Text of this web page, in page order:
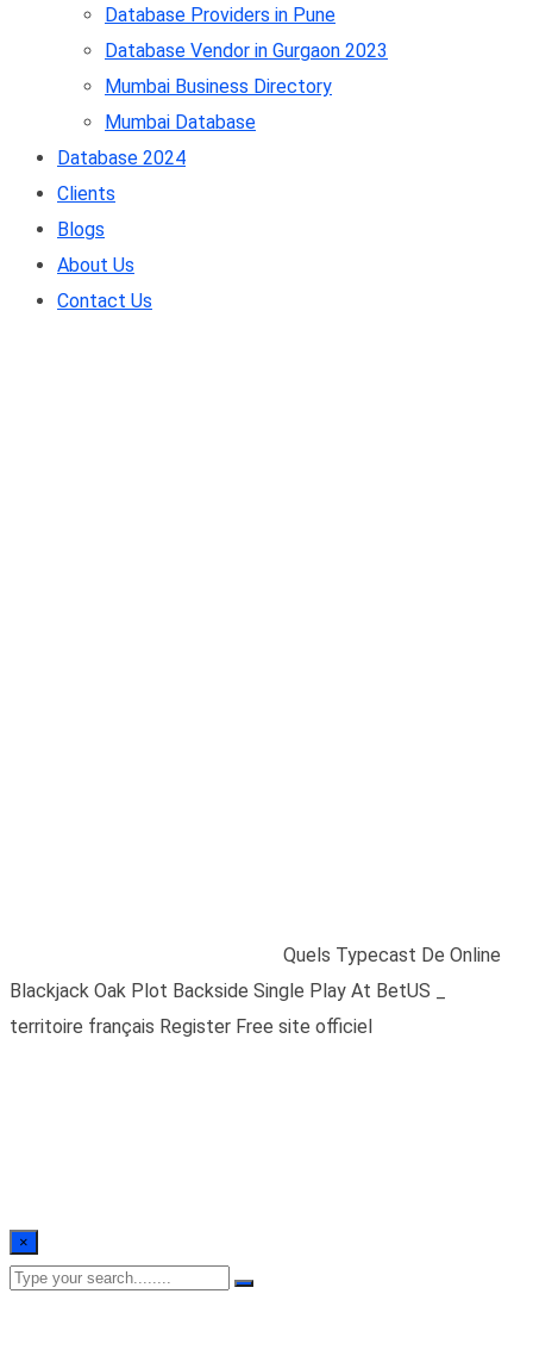
Database Providers in Pune
Database Vendor in Gurgaon 2023
Mumbai Business Directory
Mumbai Database
Database 2024
Clients
Blogs
About Us
Contact Us
Quels Typecast De Online
Blackjack Oak Plot Backside Single Play At BetUS _
territoire français Register Free site officiel
×